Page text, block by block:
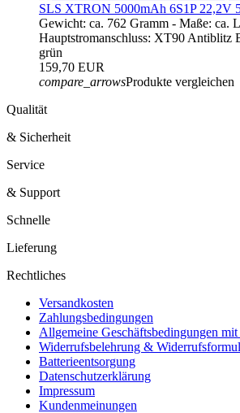
SLS XTRON 5000mAh 6S1P 22,2V
Gewicht: ca. 762 Gramm - Maße: ca.
Hauptstromanschluss: XT90 Antiblitz
grün
159,70 EUR
compare_arrowsProdukte vergleichen
Qualität
& Sicherheit
Service
& Support
Schnelle
Lieferung
Rechtliches
Versandkosten
Zahlungsbedingungen
Allgemeine Geschäftsbedingungen
Widerrufsbelehrung &
Batterieentsorgung
Datenschutzerklärung
Impressum
Kundenmeinungen